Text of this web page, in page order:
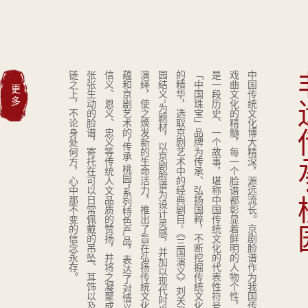
非
中
国
传
统
文
化
博
大
精
深
，
源
远
流
长
。
京
剧
脸
谱
作
为
我
国
传
统
戏
曲
文
化
的
精
髓
，
每
一
个
脸
谱
都
彰
显
着
鲜
明
的
人
物
个
性
，
都
是
一
段
历
史
、
一
个
故
事
，
堪
称
中
国
传
统
文
化
的
代
表
性
符
号
。
「
中
国
珠
宝
」
品
牌
为
传
承
、
弘
扬
国
粹
，
不
断
挖
掘
传
统
文
化
中
的
精
华
，
选
取
京
剧
艺
术
中
的
经
典
剧
目
“
《
三
国
演
义
》
刘
关
张
桃
园
结
义
”
为
题
材
，
以
京
剧
脸
谱
为
设
计
灵
感
，
并
加
以
现
代
时
尚
的
演
绎
，
使
之
焕
发
新
的
生
命
活
力
，
推
出
了
旨
在
弘
扬
传
统
文
化
意
蕴
和
京
剧
艺
术
的
“
传
承
·
桃
园
”
系
列
特
色
产
品
，
表
达
了
对
情
义
、
信
义
、
恩
义
、
忠
义
等
传
统
人
文
品
质
的
赞
扬
，
并
将
之
凝
聚
成
一
张
张
生
动
的
脸
谱
，
寄
托
在
可
以
日
常
佩
戴
的
吊
坠
、
耳
饰
以
及
手
链
之
上
，
不
论
身
处
何
方
，
心
中
那
不
变
的
信
念
永
存
。
更多